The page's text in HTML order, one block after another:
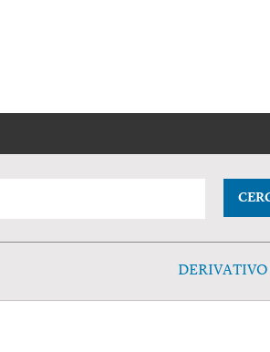
DERIVATIVO